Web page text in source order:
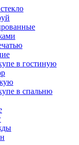
в гостиную
в спальню